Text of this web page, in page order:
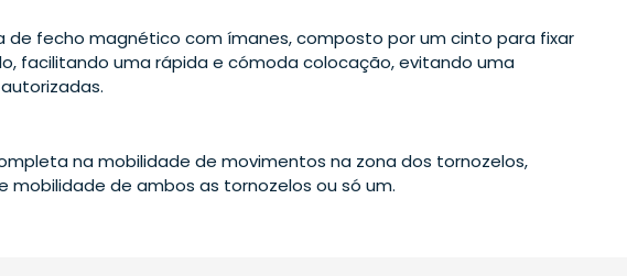
fecho magnético com ímanes, composto por um cinto para fixar
facilitando uma rápida e cómoda colocação, evitando uma
na mobilidade de movimentos na zona dos tornozelos,
de ambos as tornozelos ou só um.